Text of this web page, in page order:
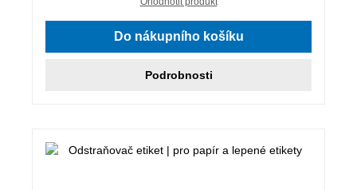
Do nákupního košíku
Podrobnosti